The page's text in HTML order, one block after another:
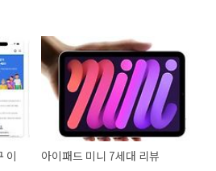
이
아이패드 미니 7세대 리뷰